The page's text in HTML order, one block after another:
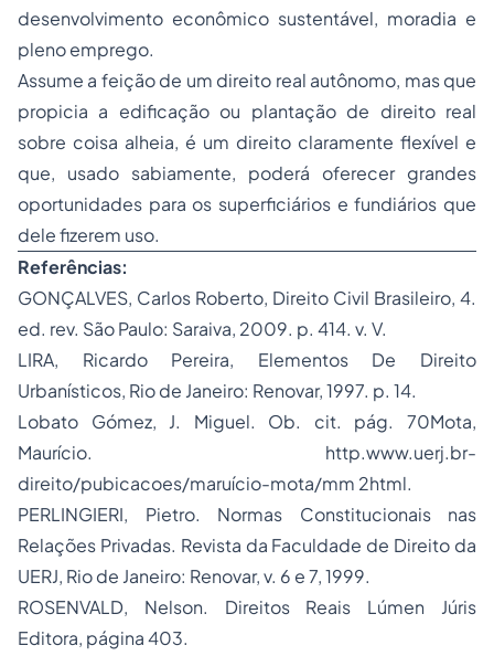
desenvolvimento econômico sustentável, moradia e
pleno emprego.
Assume a feição de um direito real autônomo, mas que
propicia a edificação ou plantação de direito real
sobre coisa alheia, é um direito claramente flexível e
que, usado sabiamente, poderá oferecer grandes
oportunidades para os superficiários e fundiários que
dele fizerem uso.
Referências:
GONÇALVES, Carlos Roberto, Direito Civil Brasileiro, 4.
ed. rev. São Paulo: Saraiva, 2009. p. 414. v. V.
LIRA, Ricardo Pereira, Elementos De Direito
Urbanísticos, Rio de Janeiro: Renovar, 1997. p. 14.
Lobato Gómez, J. Miguel. Ob. cit. pág. 70Mota,
Maurício. http.www.uerj.br-
direito/pubicacoes/maruício-mota/mm 2html.
PERLINGIERI, Pietro. Normas Constitucionais nas
Relações Privadas. Revista da Faculdade de Direito da
UERJ, Rio de Janeiro: Renovar, v. 6 e 7, 1999.
ROSENVALD, Nelson. Direitos Reais Lúmen Júris
Editora, página 403.